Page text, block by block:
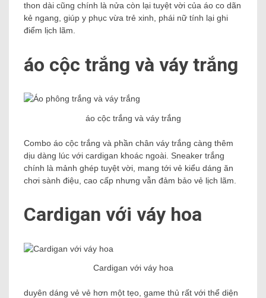
thon dài cũng chính là nửa còn lại tuyệt vời của áo co dãn
kẻ ngang, giúp y phục vừa trẻ xinh, phái nữ tính lại ghi
điểm lịch lãm.
áo cộc trắng và váy trắng
áo cộc trắng và váy trắng
Combo áo cộc trắng và phần chân váy trắng càng thêm
dịu dàng lúc với cardigan khoác ngoài. Sneaker trắng
chính là mảnh ghép tuyệt vời, mang tới vẻ kiểu dáng ăn
chơi sành điệu, cao cấp nhưng vẫn đảm bảo vẻ lịch lãm.
Cardigan với váy hoa
Cardigan với váy hoa
duyên dáng vẻ vẻ hơn một tẹo, game thủ rất với thể diện